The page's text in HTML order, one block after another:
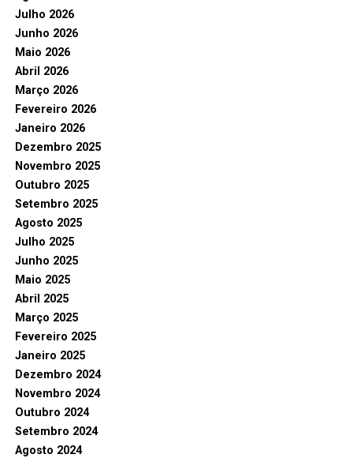
Julho 2026
Junho 2026
Maio 2026
Abril 2026
Março 2026
Fevereiro 2026
Janeiro 2026
Dezembro 2025
Novembro 2025
Outubro 2025
Setembro 2025
Agosto 2025
Julho 2025
Junho 2025
Maio 2025
Abril 2025
Março 2025
Fevereiro 2025
Janeiro 2025
Dezembro 2024
Novembro 2024
Outubro 2024
Setembro 2024
Agosto 2024